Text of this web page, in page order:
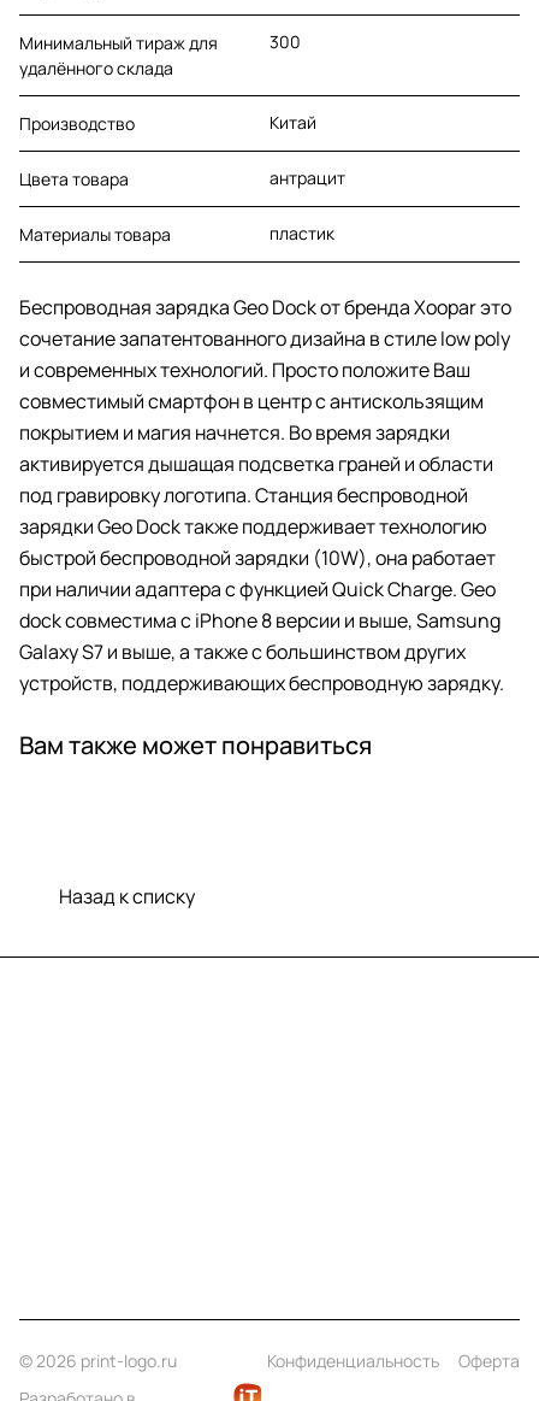
Минимальный тираж для
удалённого склада
300
Производство Китай
Цвета товара антрацит
Материалы товара пластик
Беспроводная зарядка Geo Dock от бренда Xoopar это
сочетание запатентованного дизайна в стиле low poly
и современных технологий. Просто положите Ваш
совместимый смартфон в центр с антискользящим
покрытием и магия начнется. Во время зарядки
активируется дышащая подсветка граней и области
под гравировку логотипа. Станция беспроводной
зарядки Geo Dock также поддерживает технологию
быстрой беспроводной зарядки (10W), она работает
при наличии адаптера c функцией Quick Charge. Geo
dock совместима с iPhone 8 версии и выше, Samsung
Galaxy S7 и выше, а также с большинством других
устройств, поддерживающих беспроводную зарядку.
Вам также может понравиться
Назад к списку
© 2026 print-logo.ru Конфиденциальность
Оферта